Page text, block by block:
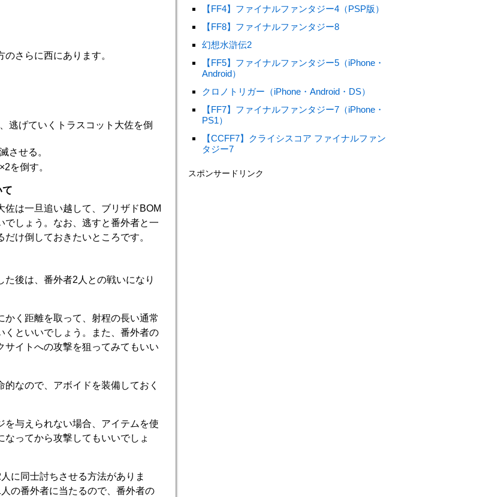
さらに西にあります。
逃げていくトラスコット大佐を倒
させる。
を倒す。
て
佐は一旦追い越して、ブリザドBOM
でしょう。なお、逃すと番外者と一
け倒しておきたいところです。
た後は、番外者2人との戦いになり
かく距離を取って、射程の長い通常
くといいでしょう。また、番外者の
サイトへの攻撃を狙ってみてもいい
なので、アボイドを装備しておく
を与えられない場合、アイテムを使
なってから攻撃してもいいでしょ
に同士討ちさせる方法がありま
の番外者に当たるので、番外者の
【FF4】ファイナルファンタジー4（PSP版）
【FF8】ファイナルファンタジー8
幻想水滸伝2
【FF5】ファイナルファンタジー5（iPhone・
Android）
クロノトリガー（iPhone・Android・DS）
【FF7】ファイナルファンタジー7（iPhone・
PS1）
【CCFF7】クライシスコア ファイナルファン
タジー7
スポンサードリンク